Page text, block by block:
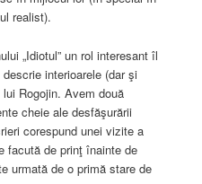
realist).
„Idiotul” un rol interesant îl
interioarele (dar şi
Rogojin. Avem două
cheie ale desfăşurării
corespund unei vizite a
facută de prinţ înainte de
urmată de o primă stare de